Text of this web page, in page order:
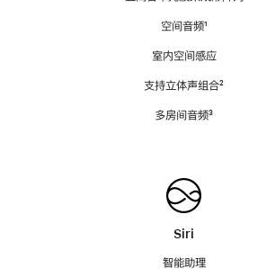
空间音频脚
¹
室内空间感应
支持立体声组合脚
²
多房间音频脚
³
Siri
智能助理